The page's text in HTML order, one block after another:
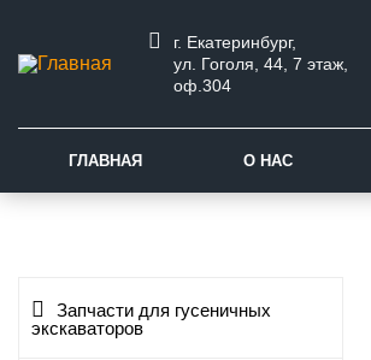
г. Екатеринбург,
ул. Гоголя, 44, 7 этаж,
оф.304
ГЛАВНАЯ О НАС
Запчасти для гусеничных
экскаваторов